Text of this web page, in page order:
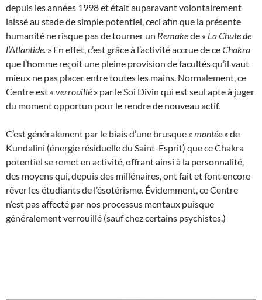
depuis les années 1998 et était auparavant volontairement
laissé au stade de simple potentiel, ceci afin que la présente
humanité ne risque pas de tourner un Remakede « La Chute de
l’Atlantide. » En effet, c’est grâce à l’activité accrue de ceChakra
que l’homme reçoit une pleine provision de facultés qu’il vaut
mieux ne pas placer entre toutes les mains. Normalement, ce
Centre est « verrouillé » par le Soi Divin qui est seul apte à juger
du moment opportun pour le rendre de nouveau actif.
C’est généralement par le biais d’une brusque « montée » de
Kundalini (énergie résiduelle du Saint-Esprit) que ce Chakra
potentiel se remet en activité, offrant ainsi à la personnalité,
des moyens qui, depuis des millénaires, ont fait et font encore
rêver les étudiants de l’ésotérisme. Évidemment, ce Centre
n’est pas affecté par nos processus mentaux puisque
généralement verrouillé (sauf chez certains psychistes.)